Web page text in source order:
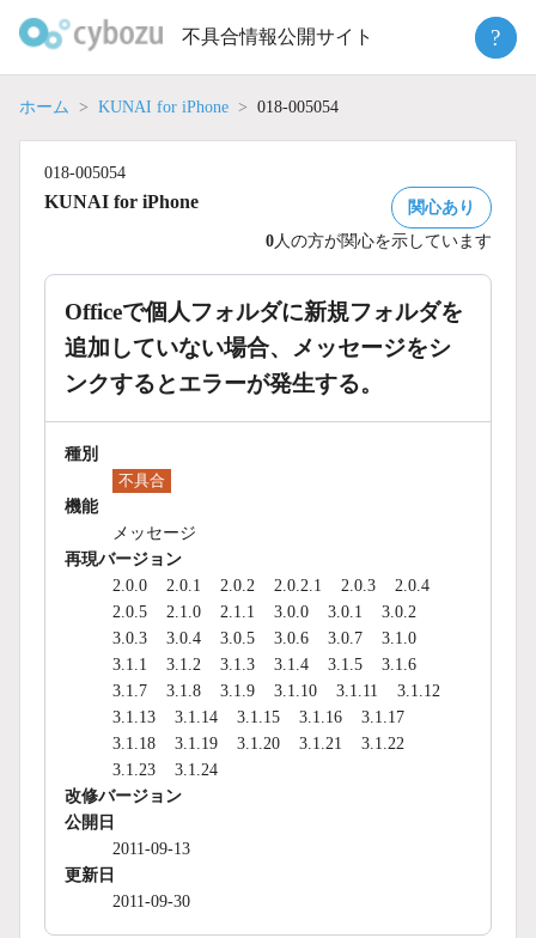
不具合情報公開サイト ?
ホーム KUNAI for iPhone 018-005054
018-005054
KUNAI for iPhone
関心あり
0 人の方が関心を示しています
Officeで個人フォルダに新規フォルダを
追加していない場合、メッセージをシ
ンクするとエラーが発生する。
種別
不具合
機能
メッセージ
再現バージョン
2.0.0
2.0.1 2.0.2 2.0.2.1 2.0.3
2.0.4
2.0.5
2.1.0 2.1.1 3.0.0 3.0.1
3.0.2
3.0.3
3.0.4 3.0.5 3.0.6 3.0.7
3.1.0
3.1.1
3.1.2 3.1.3 3.1.4 3.1.5
3.1.6
3.1.7
3.1.8 3.1.9 3.1.10 3.1.11
3.1.12
3.1.13
3.1.14 3.1.15 3.1.16
3.1.17
3.1.18
3.1.19 3.1.20 3.1.21
3.1.22
3.1.23
3.1.24
改修バージョン
公開日
2011-09-13
更新日
2011-09-30